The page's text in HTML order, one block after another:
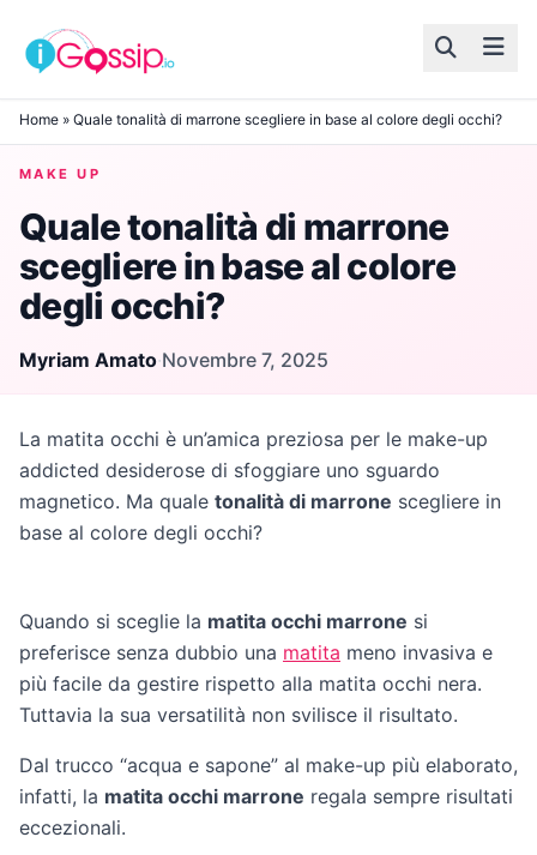
Skip to content
Home » Quale tonalità di marrone scegliere in base al colore degli occhi?
MAKE UP
Quale tonalità di marrone
scegliere in base al colore
degli occhi?
Myriam Amato·Novembre 7, 2025
La matita occhi è un’amica preziosa per le make-up
addicted desiderose di sfoggiare uno sguardo
magnetico. Ma quale tonalità di marrone scegliere in
base al colore degli occhi?
Quando si sceglie la matita occhi marrone si
preferisce senza dubbio una matita meno invasiva e
più facile da gestire rispetto alla matita occhi nera.
Tuttavia la sua versatilità non svilisce il risultato.
Dal trucco “acqua e sapone” al make-up più elaborato,
infatti, la matita occhi marrone regala sempre risultati
eccezionali.